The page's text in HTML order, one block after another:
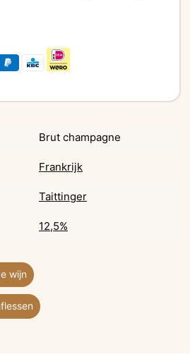
wijn
Brut champagne
Frankrijk
Taittinger
12,5%